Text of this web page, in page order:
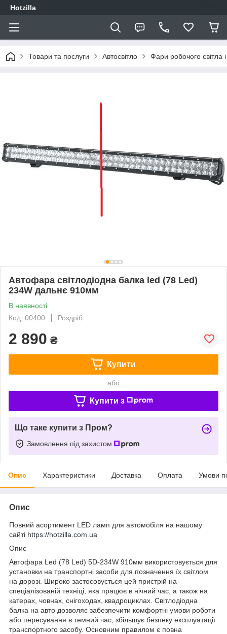
Hotzilla
Товари та послуги Автосвітло Фари робочого світла
Автофара світлодіодна балка led (78 Led)
234W дальнє 910мм
В наявності
Код: 00400
Роздріб
2 890 ₴
Купити
або
Купити з
Що таке купити з Пром?
Замовлення під захистом
Опис Характеристики Доставка Оплата Умови
Опис
Повний асортимент LED ламп для автомобіля на нашому
сайті https://hotzilla.com.ua
Опис
Автофара Led (78 Led) 5D-234W 910мм використовується для
установки на транспортні засоби для позначення їх світлом
на дорозі. Широко застосовується цей пристрій на
спеціалізованій техніці, яка працює в нічний час, а також на
катерах, човнах, снігоходах, квадроциклах. Світлодіодна
балка на авто дозволяє забезпечити комфортні умови роботи
або пересування в темний час, збільшує безпеку експлуатації
транспортного засобу. Основним правилом є повна